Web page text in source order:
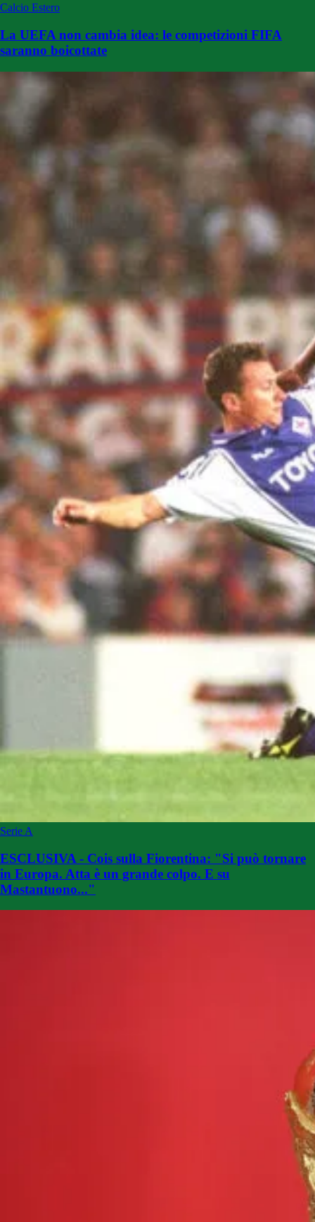
Calcio Estero
La UEFA non cambia idea: le competizioni FIFA
saranno boicottate
Serie A
ESCLUSIVA - Cois sulla Fiorentina: "Si può tornare
in Europa. Atta è un grande colpo. E su
Mastantuono..."